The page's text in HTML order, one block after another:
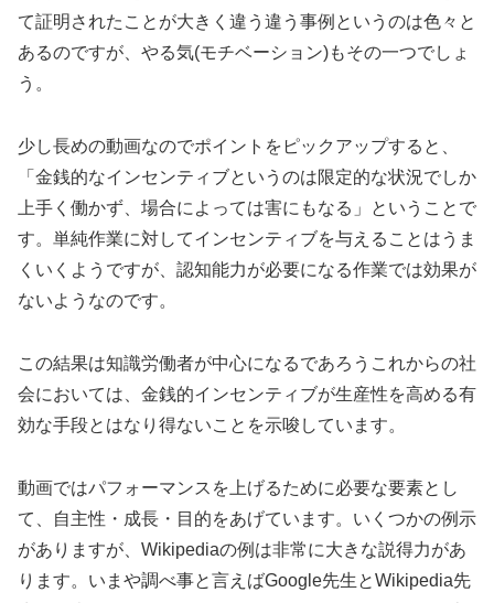
て証明されたことが大きく違う違う事例というのは色々と
あるのですが、やる気(モチベーション)もその一つでしょ
う。
少し長めの動画なのでポイントをピックアップすると、
「金銭的なインセンティブというのは限定的な状況でしか
上手く働かず、場合によっては害にもなる」ということで
す。単純作業に対してインセンティブを与えることはうま
くいくようですが、認知能力が必要になる作業では効果が
ないようなのです。
この結果は知識労働者が中心になるであろうこれからの社
会においては、金銭的インセンティブが生産性を高める有
効な手段とはなり得ないことを示唆しています。
動画ではパフォーマンスを上げるために必要な要素とし
て、自主性・成長・目的をあげています。いくつかの例示
がありますが、Wikipediaの例は非常に大きな説得力があ
ります。いまや調べ事と言えばGoogle先生とWikipedia先